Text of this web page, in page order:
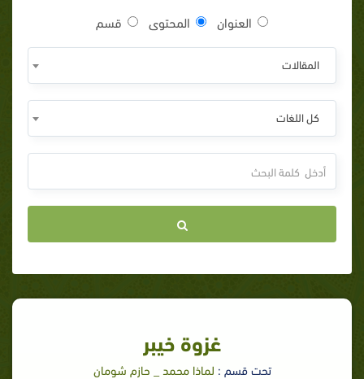
العنوان المحتوى قسم
المقالات
كل اللغات
غزوة خيبر
تحت قسم : لماذا محمد _ حازم شومان